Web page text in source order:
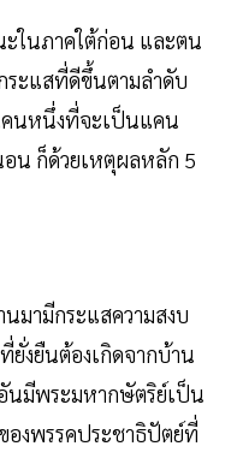
ในภาคใต้ก่อน และตน
ระแสที่ดีขึ้นตามลำดับ
นหนึ่งที่จะเป็นแคน
น ก็ด้วยเหตุผลหลัก 5
มามีกระแสความสงบ
ยั่งยืนต้องเกิดจากบ้าน
นมีพระมหากษัตริย์เป็น
งพรรคประชาธิปัตย์ที่